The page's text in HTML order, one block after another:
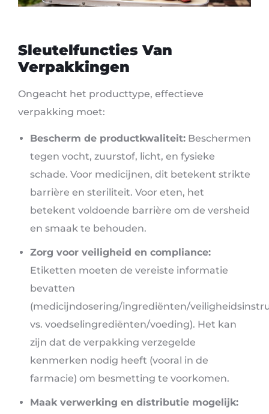
Sleutelfuncties Van
Verpakkingen
Ongeacht het producttype, effectieve
verpakking moet:
Bescherm de productkwaliteit: Beschermen
tegen vocht, zuurstof, licht, en fysieke
schade. Voor medicijnen, dit betekent strikte
barrière en steriliteit. Voor eten, het
betekent voldoende barrière om de versheid
en smaak te behouden.
Zorg voor veiligheid en compliance:
Etiketten moeten de vereiste informatie
bevatten
(medicijndosering/ingrediënten/
vs. voedselingrediënten/voeding). Het kan
zijn dat de verpakking verzegelde
kenmerken nodig heeft (vooral in de
farmacie) om besmetting te voorkomen.
Maak verwerking en distributie mogelijk: